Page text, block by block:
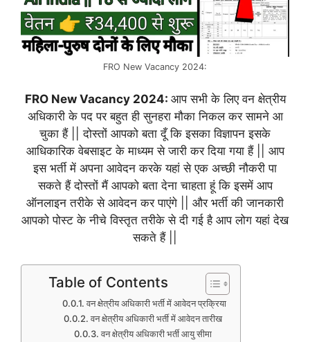
FRO New Vacancy 2024:
FRO New Vacancy 2024: आप सभी के लिए वन क्षेत्रीय
अधिकारी के पद पर बहुत ही सुनहरा मौका निकल कर सामने आ
चुका हैं || दोस्तों आपको बता दूँ कि इसका विज्ञापन इसके
आधिकारिक वेबसाइट के माध्यम से जारी कर दिया गया हैं || आप
इस भर्ती में अपना आवेदन करके यहां से एक अच्छी नौकरी पा
सकते हैं दोस्तों मैं आपको बता देना चाहता हूं कि इसमें आप
ऑनलाइन तरीके से आवेदन कर पाएंगे || और भर्ती की जानकारी
आपको पोस्ट के नीचे विस्तृत तरीके से दी गई है आप लोग यहां देख
सकते हैं ||
Table of Contents
वन क्षेत्रीय अधिकारी भर्ती में आवेदन प्रक्रिया
वन क्षेत्रीय अधिकारी भर्ती में आवेदन तारीख
वन क्षेत्रीय अधिकारी भर्ती आयु सीमा